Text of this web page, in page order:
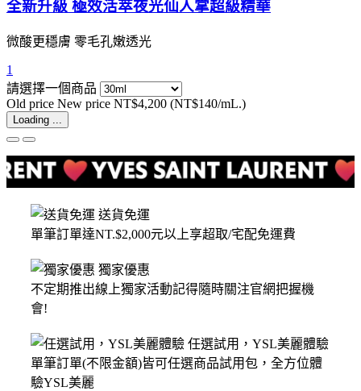
全新升級 極效活萃夜光仙人掌超級精華
微酸更穩膚 零毛孔嫩透光
1
請選擇一個商品
Old price New price NT$4,200 (NT$140/mL.)
Loading ...
送貨免運
單筆訂單達NT.$2,000元以上享超取/宅配免運費
獨家優惠
不定期推出線上獨家活動記得隨時關注官網把握機
會!
任選試用，YSL美麗體驗
單筆訂單(不限金額)皆可任選商品試用包，全方位體
驗YSL美麗